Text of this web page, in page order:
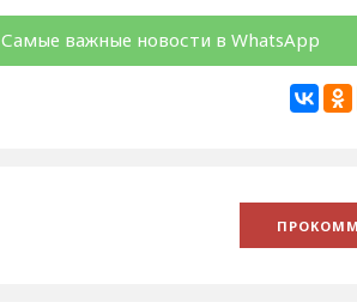
Самые важные новости в WhatsApp